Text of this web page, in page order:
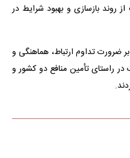
روند بازسازی و بهبود شرایط در
ضرورت تداوم ارتباط، هماهنگی و
راستای تأمین منافع دو کشور و